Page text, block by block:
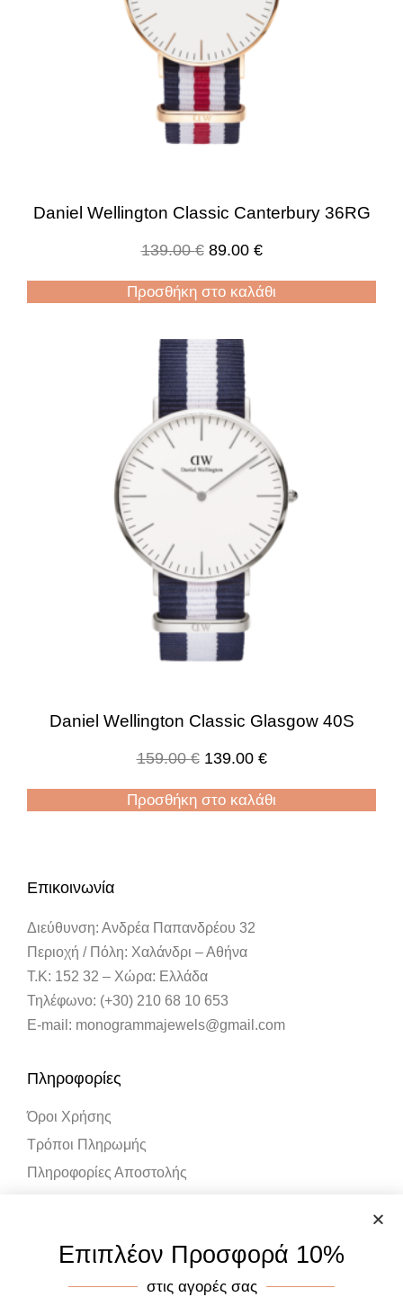
Daniel Wellington Classic Canterbury 36RG
139.00€ 89.00 €
Προσθήκη στο καλάθι
Daniel Wellington Classic Glasgow 40S
159.00€ 139.00 €
Προσθήκη στο καλάθι
Επικοινωνία
Διεύθυνση: Ανδρέα Παπανδρέου 32
Περιοχή / Πόλη: Χαλάνδρι – Αθήνα
Τ.Κ: 152 32 – Χώρα: Ελλάδα
Τηλέφωνο: (+30) 210 68 10 653
E-mail: monogrammajewels@gmail.com
Πληροφορίες
Όροι Χρήσης
Τρόποι Πληρωμής
Πληροφορίες Αποστολής
Ο Λογαριασμός μου
Καλάθι Αγορών
Επιπλέον Προσφορά 10%
στις αγορές σας